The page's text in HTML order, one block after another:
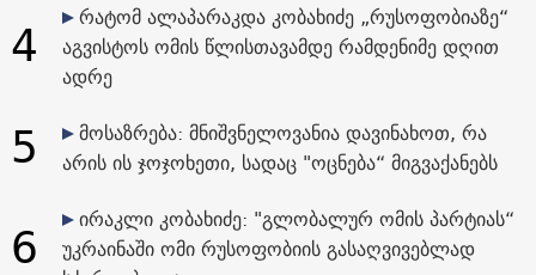
4
რატომ ალაპარაკდა კობახიძე „რუსოფობიაზე“
აგვისტოს ომის წლისთავამდე რამდენიმე დღით
ადრე
5
მოსაზრება: მნიშვნელოვანია დავინახოთ, რა
არის ის ჯოჯოხეთი, სადაც "ოცნება“ მიგვაქანებს
6
ირაკლი კობახიძე: "გლობალურ ომის პარტიას“
უკრაინაში ომი რუსოფობიის გასაღვივებლად